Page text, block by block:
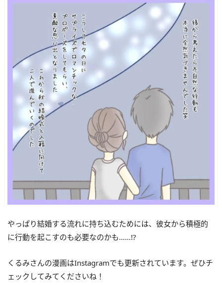
やっぱり結婚する流れに持ち込むためには、彼女から積極的
に行動を起こすのも必要なのかも……!?
くるみさんの漫画はInstagramでも更新されています。ぜひチ
ェックしてみてくださいね！